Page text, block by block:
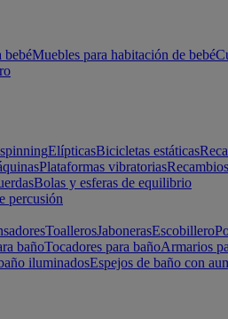
bebéMuebles para habitación de bebé
ElípticasBicicletas estáticas
Plataformas vibratorias
Bolas y esferas de equilibrio
percusión
ToallerosJabonerasEscobillero
bañoTocadores para bañoArmarios
iluminadosEspejos de baño con